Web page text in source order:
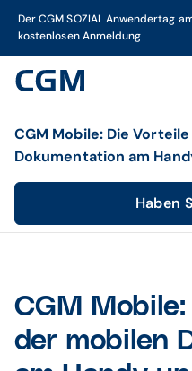
Der CGM SOZIAL Anwendertag
kostenlosen Anmeldung
CGM Mobile: Die
Dokumentation am
Haben
CGM
der mobilen